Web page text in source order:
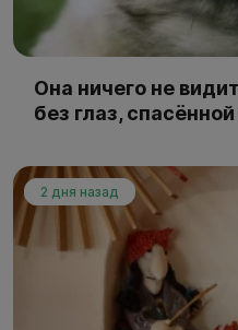
Она ничего не
без глаз,
2 дня назад